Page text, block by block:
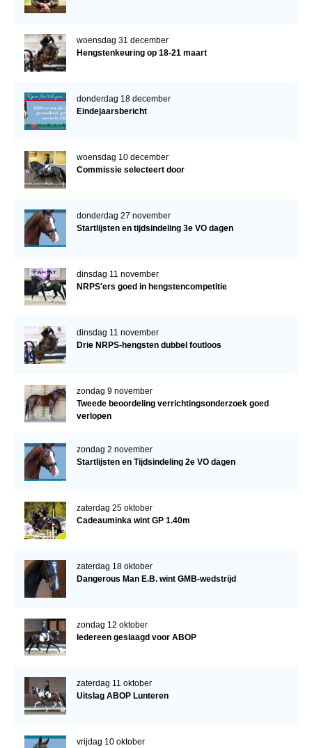
woensdag 31 december
Hengstenkeuring op 18-21 maart
donderdag 18 december
Eindejaarsbericht
woensdag 10 december
Commissie selecteert door
donderdag 27 november
Startlijsten en tijdsindeling 3e VO dagen
dinsdag 11 november
NRPS'ers goed in hengstencompetitie
dinsdag 11 november
Drie NRPS-hengsten dubbel foutloos
zondag 9 november
Tweede beoordeling verrichtingsonderzoek goed
verlopen
zondag 2 november
Startlijsten en Tijdsindeling 2e VO dagen
zaterdag 25 oktober
Cadeauminka wint GP 1.40m
zaterdag 18 oktober
Dangerous Man E.B. wint GMB-wedstrijd
zondag 12 oktober
Iedereen geslaagd voor ABOP
zaterdag 11 oktober
Uitslag ABOP Lunteren
vrijdag 10 oktober